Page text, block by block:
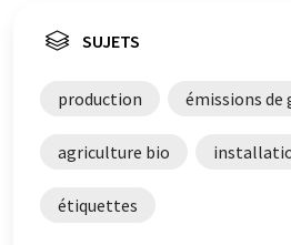
propose ces traductions
été traduit avec traduction
qu'il contienne des erreurs de
trouvéici.
SUJETS
production émissions de
agriculture bio
étiquettes